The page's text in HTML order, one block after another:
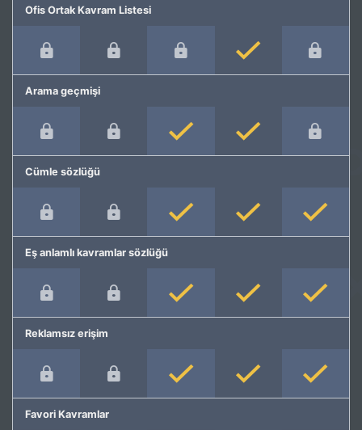
Ofis Ortak Kavram Listesi
Arama geçmişi
Cümle sözlüğü
Eş anlamlı kavramlar sözlüğü
Reklamsız erişim
Favori Kavramlar